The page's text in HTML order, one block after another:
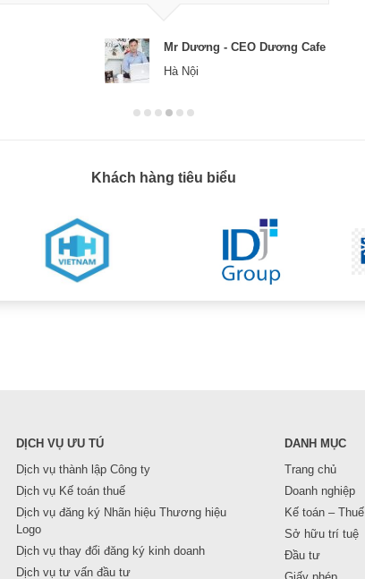
Mr Dương - CEO Dương Cafe
Hà Nội
Khách hàng tiêu biểu
DỊCH VỤ ƯU TÚ
Dịch vụ thành lập Công ty
Dịch vụ Kế toán thuế
Dịch vụ đăng ký Nhãn hiệu Thương hiệu
Logo
Dịch vụ thay đổi đăng ký kinh doanh
Dịch vụ tư vấn đầu tư
DANH MỤC
Trang chủ
Doanh nghiệp
Kế toán – Thuế
Sở hữu trí tuệ
Đầu tư